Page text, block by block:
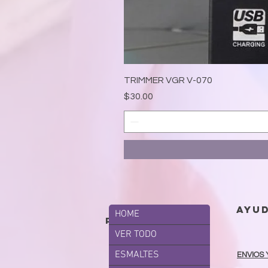
TRIMMER VGR V-070
Precio
$30.00
productos
HOME
VER TODO
ESMALTES
ENVIOS